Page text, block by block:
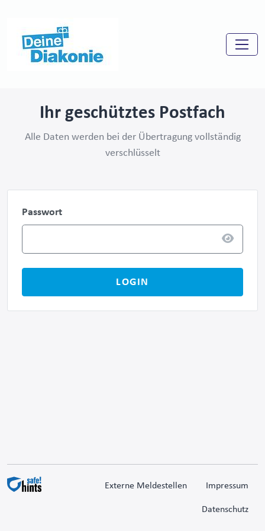
Ihr geschütztes Postfach
Alle Daten werden bei der Übertragung vollständig
verschlüsselt
Passwort
LOGIN
Externe Meldestellen Impressum
Datenschutz